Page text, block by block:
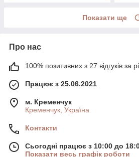
Показати ще
Про нас
100% позитивних з 27 відгуків за
Працює з 25.06.2021
м. Кременчук
Кременчук, Україна
Контакти
Сьогодні працює з 10:00 до
Показати весь графік роботи